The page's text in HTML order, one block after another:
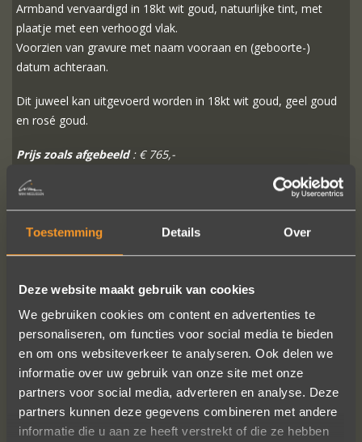
Toestemming Details Over
Deze website maakt gebruik van cookies
We gebruiken cookies om content en advertenties te
personaliseren, om functies voor social media te bieden
en om ons websiteverkeer te analyseren. Ook delen we
informatie over uw gebruik van onze site met onze
partners voor social media, adverteren en analyse. Deze
partners kunnen deze gegevens combineren met andere
informatie die u aan ze heeft verstrekt of die ze hebben
Armband vervaardigd in 18kt wit goud, natuurlijke tint, met
plaatje met een verhoogd vlak.
Voorzien van gravure met naam vooraan en (geboorte-)
datum achteraan.
Dit juweel kan uitgevoerd worden in 18kt wit goud, geel goud
en rosé goud.
Prijs zoals afgebeeld: € 765,-
VOLG ONS OP SOCIALE MEDIA